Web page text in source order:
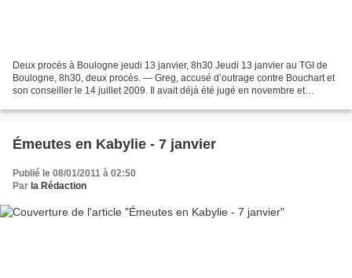
Deux procès à Boulogne jeudi 13 janvier, 8h30 Jeudi 13 janvier au TGI de
Boulogne, 8h30, deux procès. — Greg, accusé d’outrage contre Bouchart et
son conseiller le 14 juillet 2009. Il avait déjà été jugé en novembre et
Émeutes en Kabylie - 7 janvier
Publié le 08/01/2011 à 02:50
Par la Rédaction